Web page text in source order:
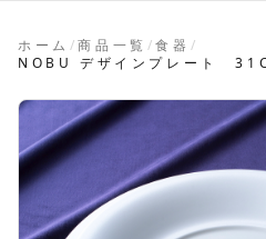
ホーム /商品一覧 /食器 /
NOBU デザインプレート